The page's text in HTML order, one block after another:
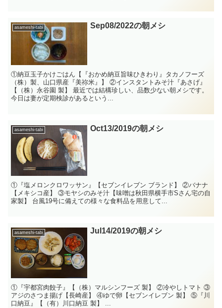
asameshi-tabi Sep08/2022の朝メシ
①納豆玉子かけごはん【『おかめ納豆旨味ひきわり』タカノフーズ
（株）製、山口県産『美祢米』】 ②インスタントみそ汁『あさげ』
【（株）永谷園 製】 最近では結構珍しい、品数少ない朝メシです。
今日は妻が定期検診があるという...
asameshi-tabi Oct13/2019の朝メシ
①『塩メロンクロワッサン』【セブンイレブン ブランド】 ②バナナ
【メキシコ産】 ③モヤシのみそ汁【味噌は秋田県横手市Sさん宅の自
家製】 台風19号に備えての様々な食料品を用意して...
asameshi-tabi Jul14/2019の朝メシ
①『宇都宮肉餃子』【（株）マルシンフーズ 製】 ②冷やしトマト ③
アジのさつま揚げ【長崎産】 ④ゆで卵【セブンイレブン 製】 ⑤『川
口納豆』【（有）川口納豆 製】 ...